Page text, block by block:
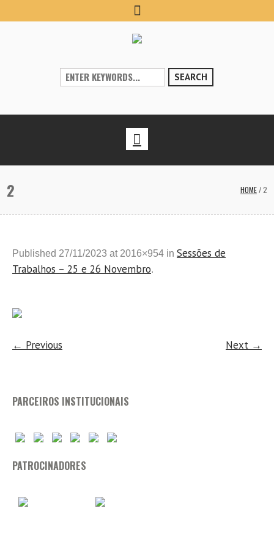
SEARCH
2 HOME/2
Published 27/11/2023 at 2016×954 in Sessões de
Trabalhos – 25 e 26 Novembro.
← Previous Next →
PARCEIROS INSTITUCIONAIS
PATROCINADORES